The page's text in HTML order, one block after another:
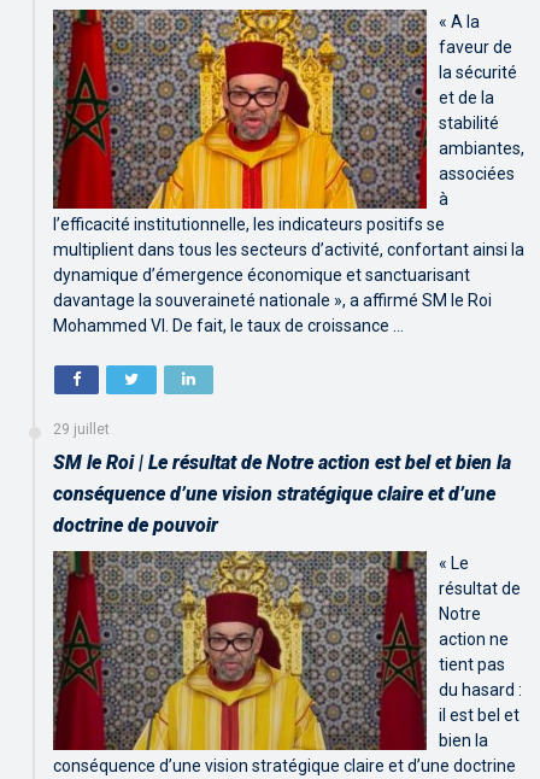
« A la
faveur de
la sécurité
et de la
stabilité
ambiantes,
associées
à
l’efficacité institutionnelle, les indicateurs positifs se
multiplient dans tous les secteurs d’activité, confortant ainsi la
dynamique d’émergence économique et sanctuarisant
davantage la souveraineté nationale », a affirmé SM le Roi
Mohammed VI. De fait, le taux de croissance …
29 juillet
SM le Roi | Le résultat de Notre action est bel et bien la
conséquence d’une vision stratégique claire et d’une
doctrine de pouvoir
« Le
résultat de
Notre
action ne
tient pas
du hasard :
il est bel et
bien la
conséquence d’une vision stratégique claire et d’une doctrine